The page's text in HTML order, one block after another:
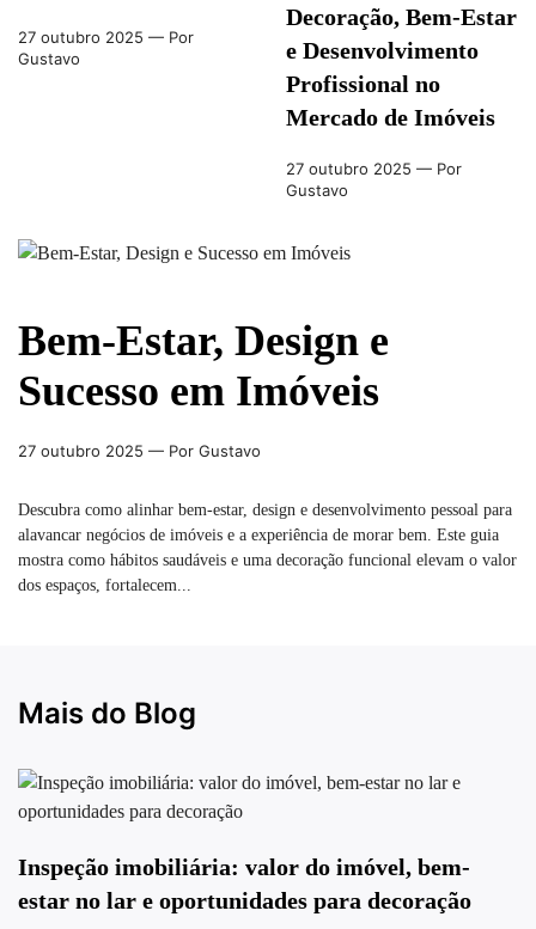
27 outubro 2025 — Por
Gustavo
Decoração, Bem-Estar
e Desenvolvimento
Profissional no
Mercado de Imóveis
27 outubro 2025 — Por
Gustavo
Bem-Estar, Design e
Sucesso em Imóveis
27 outubro 2025 — Por Gustavo
Descubra como alinhar bem-estar, design e desenvolvimento pessoal para
alavancar negócios de imóveis e a experiência de morar bem. Este guia
mostra como hábitos saudáveis e uma decoração funcional elevam o valor
dos espaços, fortalecem...
Mais do Blog
Inspeção imobiliária: valor do imóvel, bem-
estar no lar e oportunidades para decoração